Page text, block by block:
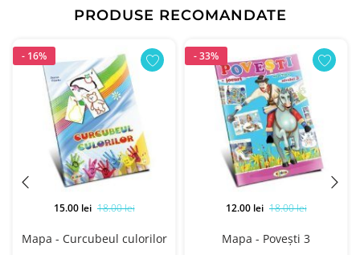
PRODUSE RECOMANDATE
- 16%
Mapa - Curcubeul culorilor
15.00 lei 18.00 lei
- 33%
Mapa - Povești 3
12.00 lei 18.00 lei